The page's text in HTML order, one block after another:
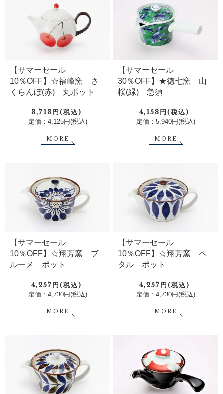
【サマーセール
10％OFF】☆福峰窯 さ
くらんぼ(赤) 丸ポット
3,713円(税込)
定価：4,125円(税込)
MORE
【サマーセール
30％OFF】★徳七窯 山
桜(緑) 急須
4,158円(税込)
定価：5,940円(税込)
MORE
【サマーセール
10％OFF】☆翔芳窯 ブ
ルーメ ポット
4,257円(税込)
定価：4,730円(税込)
MORE
【サマーセール
10％OFF】☆翔芳窯 ペ
タル ポット
4,257円(税込)
定価：4,730円(税込)
MORE